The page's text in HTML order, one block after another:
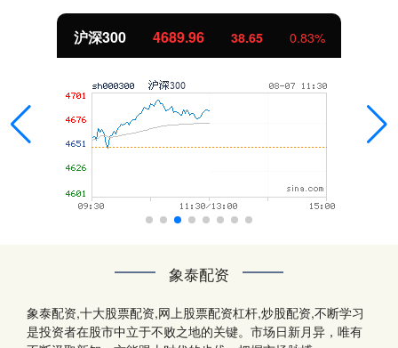
沪深300 4689.96 38.65 0.83%
象泰配资
象泰配资,十大股票配资,网上股票配资杠杆,炒股配资,不断学习
是投资者在股市中立于不败之地的关键。市场日新月异，唯有